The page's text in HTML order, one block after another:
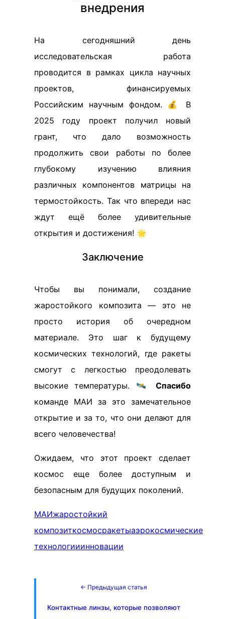
внедрения
На сегодняшний день
исследовательская работа
проводится в рамках цикла научных
проектов, финансируемых
Российским научным фондом. 💰 В
2025 году проект получил новый
грант, что дало возможность
продолжить свои работы по более
глубокому изучению влияния
различных компонентов матрицы на
термостойкость. Так что впереди нас
ждут ещё более удивительные
открытия и достижения! 🌟
Заключение
Чтобы вы понимали, создание
жаростойкого композита — это не
просто история об очередном
материале. Это шаг к будущему
космических технологий, где ракеты
смогут с легкостью преодолевать
высокие температуры. 🛰️ Спасибо
команде МАИ за это замечательное
открытие и за то, что они делают для
всего человечества!
Ожидаем, что этот проект сделает
космос еще более доступным и
безопасным для будущих поколений.
МАИжаростойкий
композиткосмосракетыаэрокосмические
технологииинновации
← Предыдущая статья
Контактные линзы, которые позволяют